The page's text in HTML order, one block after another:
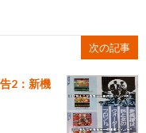
次の記事
2：新機